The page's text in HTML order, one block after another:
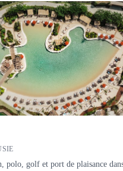
polo, golf et port de plaisance